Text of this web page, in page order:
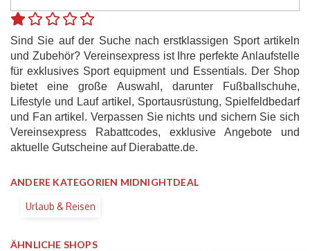
Sind Sie auf der Suche nach erstklassigen Sport artikeln
und Zubehör? Vereinsexpress ist Ihre perfekte Anlaufstelle
für exklusives Sport equipment und Essentials. Der Shop
bietet eine große Auswahl, darunter Fußballschuhe,
Lifestyle und Lauf artikel, Sportausrüstung, Spielfeldbedarf
und Fan artikel. Verpassen Sie nichts und sichern Sie sich
Vereinsexpress Rabattcodes, exklusive Angebote und
aktuelle Gutscheine auf Dierabatte.de.
ANDERE KATEGORIEN MIDNIGHTDEAL
Urlaub & Reisen
ÄHNLICHE SHOPS